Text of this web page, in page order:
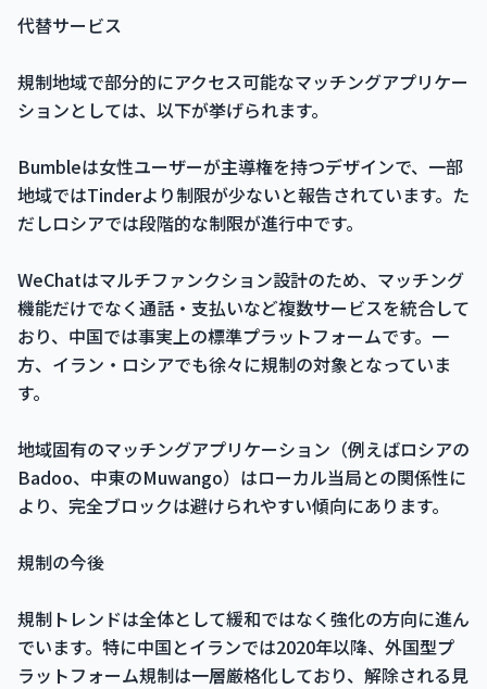
代替サービス
規制地域で部分的にアクセス可能なマッチングアプリケー
ションとしては、以下が挙げられます。
Bumbleは女性ユーザーが主導権を持つデザインで、一部
地域ではTinderより制限が少ないと報告されています。た
だしロシアでは段階的な制限が進行中です。
WeChatはマルチファンクション設計のため、マッチング
機能だけでなく通話・支払いなど複数サービスを統合して
おり、中国では事実上の標準プラットフォームです。一
方、イラン・ロシアでも徐々に規制の対象となっていま
す。
地域固有のマッチングアプリケーション（例えばロシアの
Badoo、中東のMuwango）はローカル当局との関係性に
より、完全ブロックは避けられやすい傾向にあります。
規制の今後
規制トレンドは全体として緩和ではなく強化の方向に進ん
でいます。特に中国とイランでは2020年以降、外国型プ
ラットフォーム規制は一層厳格化しており、解除される見